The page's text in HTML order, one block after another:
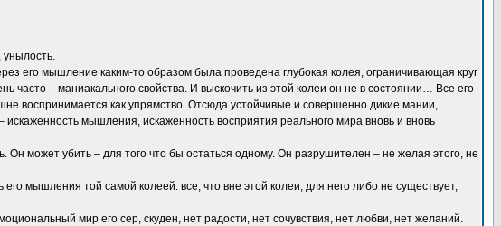
унылость.
его мышление каким-то образом была проведена глубокая колея, ограничивающая круг
– маниакального свойства. И выскочить из этой колеи он не в состоянии… Все его
воспринимается как упрямство. Отсюда устойчивые и совершенно дикие мании,
мышления, искаженность восприятия реального мира вновь и вновь
может убить – для того что бы остаться одному. Он разрушителен – не желая этого, не
мышления той самой колеей: все, что вне этой колеи, для него либо не существует,
мир его сер, скуден, нет радости, нет сочувствия, нет любви, нет желаний.